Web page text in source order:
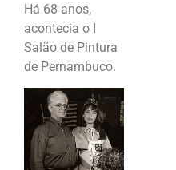
Há 68 anos,
acontecia o I
Salão de Pintura
de Pernambuco.